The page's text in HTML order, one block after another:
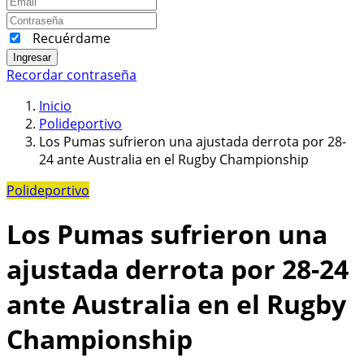
Recuérdame
Ingresar
Recordar contraseña
Inicio
Polideportivo
Los Pumas sufrieron una ajustada derrota por 28-
24 ante Australia en el Rugby Championship
Polideportivo
Los Pumas sufrieron una
ajustada derrota por 28-24
ante Australia en el Rugby
Championship